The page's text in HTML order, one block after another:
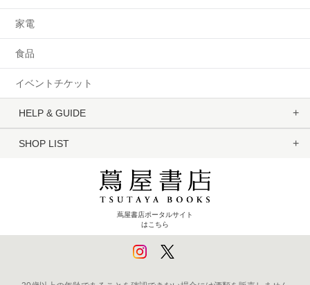
家電
食品
イベントチケット
HELP & GUIDE
SHOP LIST
蔦屋書店ポータルサイト
はこちら